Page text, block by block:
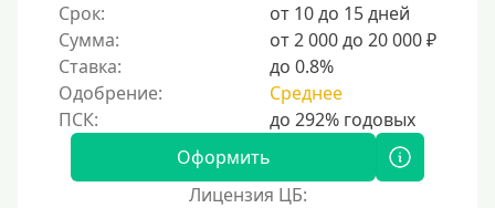
10 дней
2 недели
15 дней
20 дней
Срок:
от 10 до 15 дней
Сумма:
от 2 000 до 20 000 ₽
Ставка:
до 0.8%
Одобрение:
Среднее
Оформить
Лицензия ЦБ: